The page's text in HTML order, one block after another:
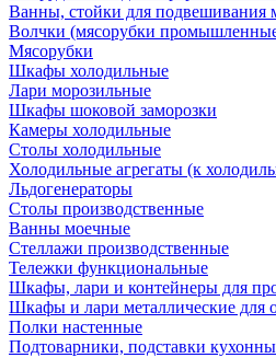
Ванны, стойки для подвешивания
Волчки (мясорубки
Мясорубки
Шкафы холодильные
Лари морозильные
Шкафы шоковой заморозки
Камеры холодильные
Столы холодильные
Холодильные агрегаты (к
Льдогенераторы
Столы производственные
Ванны моечные
Стеллажи производственные
Тележки функциональные
Шкафы, лари и контейнеры для
Шкафы и лари металлические для
Полки настенные
Подтоварники, подставки